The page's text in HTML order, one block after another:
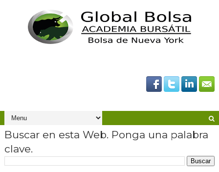
Buscar en esta Web. Ponga una palabra
clave.